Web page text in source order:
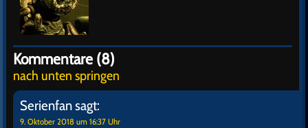
Kommentare (8)
nach unten springen
Serienfansagt:
9. Oktober 2018 um 16:37 Uhr